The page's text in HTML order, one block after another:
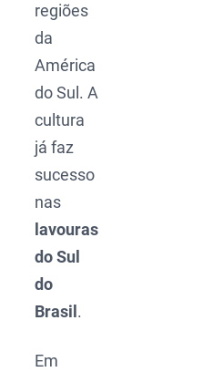
regiões
da
América
do Sul. A
cultura
já faz
sucesso
nas
lavouras
do Sul
do
Brasil .
Em